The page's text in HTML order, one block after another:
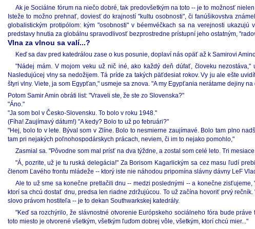
Ak je Sociálne fórum na niečo dobré, tak predovšetkým na toto -- je to možnosť
Isteže to možno prehnať, doviesť do krajností "kultu osobnosti", či fanúšikovstva
globalistickým protipólom: kým "osobnosti" v béemvéčkach sa na verejnosti
predstavy hnutia za globálnu spravodlivosť bezprostredne prístupní jeho ostatným,
Vlna za vlnou sa valí...?
Keď sa dav pred katedrálou zase o kus posunie, doplaví nás opäť až k Samirovi
"Nádej mám. V mojom veku už nič iné, ako každý deň dúfať, človeku
Nasledujúcej vlny sa nedožijem. Tá príde za takých päťdesiat rokov. Vy ju ale ešte
štyri vlny. Viete, ja som Egypťan," usmeje sa znova. "A my Egypťania nerátame dejiny
Potom Samir Amin obráti list: "Vraveli ste, že ste zo Slovenska?"
"Áno."
"Ja som bol v Česko-Slovensku. To bolo v roku 1948."
(Fíha! Zaujímavý dátum!) "A kedy? Bolo to už po februári?"
"Hej, bolo to v lete. Býval som v Zlíne. Bolo to nesmierne zaujímavé. Bolo tam plno
tam pri nejakých poľnohospodárskych prácach, neviem, či im to nejako pomohlo,"
Zasmial sa. "Pôvodne som mal prísť na dva týždne, a zostal som celé leto. Tri
"Á, pozrite, už je tu ruská delegácia!" Za Borisom Kagarlickým sa cez masu ľudí
členom Ľavého frontu mládeže -- ktorý iste nie náhodou pripomína slávny dávny LeF
Ale to už sme sa konečne pretlačili dnu -- medzi poslednými -- a konečne
ktorí sa chcú dostať dnu, predsa len riadne zdržujúcou. To už začína hovoriť prvý
slovo právom hostiteľa -- je to dekan Southwarkskej katedrály.
"Keď sa rozchýrilo, že slávnostné otvorenie Európskeho sociálneho fóra bude
toto miesto je otvorené všetkým, všetkým ľuďom dobrej vôle, všetkým, ktorí chcú mier..."